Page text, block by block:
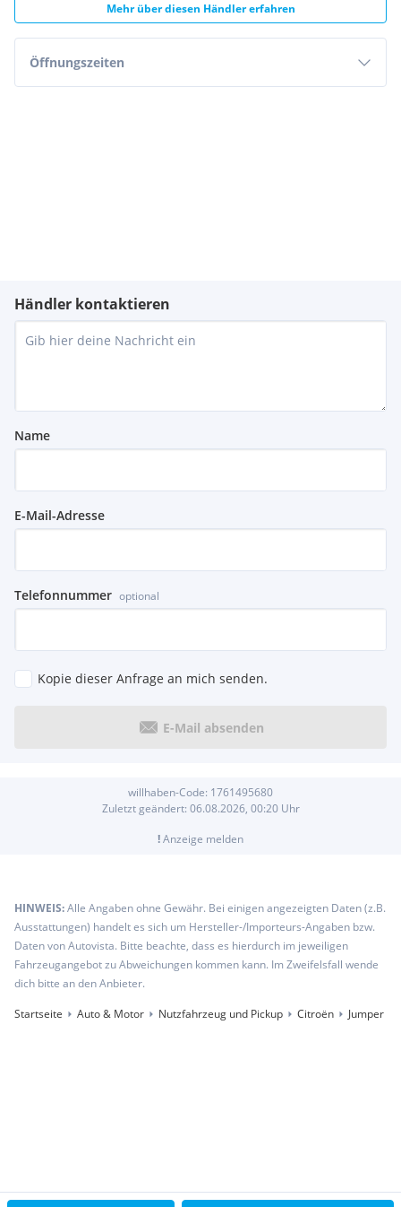
Mehr über diesen Händler erfahren
Öffnungszeiten
Händler kontaktieren
Name
E-Mail-Adresse
Telefonnummer optional
Kopie dieser Anfrage an mich senden.
E-Mail absenden
willhaben-Code: 1761495680
Zuletzt geändert: 06.08.2026, 00:20Uhr
!Anzeige melden
HINWEIS:Alle Angaben ohne Gewähr. Bei einigen angezeigten Daten (z.B.
Ausstattungen) handelt es sich um Hersteller-/Importeurs-Angaben bzw.
Daten von Autovista. Bitte beachte, dass es hierdurch im jeweiligen
Fahrzeugangebot zu Abweichungen kommen kann. Im Zweifelsfall wende
dich bitte an den Anbieter.
Startseite
Auto & Motor Nutzfahrzeug und Pickup Citroën Jumper